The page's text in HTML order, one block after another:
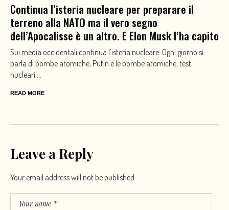
Continua l’isteria nucleare per preparare il
terreno alla NATO ma il vero segno
dell’Apocalisse è un altro. E Elon Musk l’ha capito
Sui media occidentali continua l’isteria nucleare. Ogni giorno si
parla di bombe atomiche, Putin e le bombe atomiche, test
nucleari,...
READ MORE
Leave a Reply
Your email address will not be published.